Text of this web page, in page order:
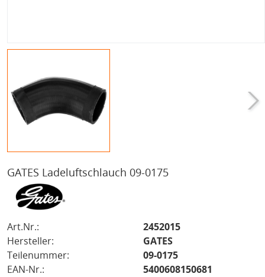
GATES Ladeluftschlauch 09-0175
Art.Nr.:
2452015
Hersteller:
GATES
Teilenummer:
09-0175
EAN-Nr.:
5400608150681